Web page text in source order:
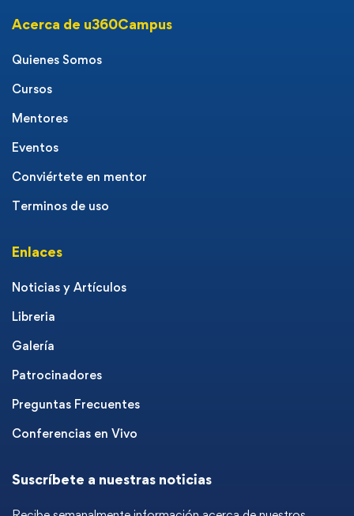
Acerca de u360Campus
Quienes Somos
Cursos
Mentores
Eventos
Conviértete en mentor
Terminos de uso
Enlaces
Noticias y Artículos
Libreria
Galería
Patrocinadores
Preguntas Frecuentes
Conferencias en Vivo
Suscríbete a nuestras noticias